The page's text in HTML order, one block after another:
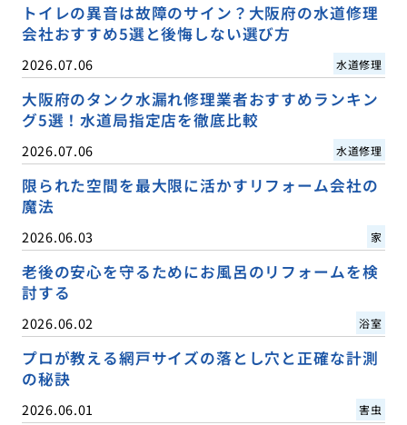
トイレの異音は故障のサイン？大阪府の水道修理
会社おすすめ5選と後悔しない選び方
2026.07.06 水道修理
大阪府のタンク水漏れ修理業者おすすめランキン
グ5選！水道局指定店を徹底比較
2026.07.06 水道修理
限られた空間を最大限に活かすリフォーム会社の
魔法
2026.06.03 家
老後の安心を守るためにお風呂のリフォームを検
討する
2026.06.02 浴室
プロが教える網戸サイズの落とし穴と正確な計測
の秘訣
2026.06.01 害虫